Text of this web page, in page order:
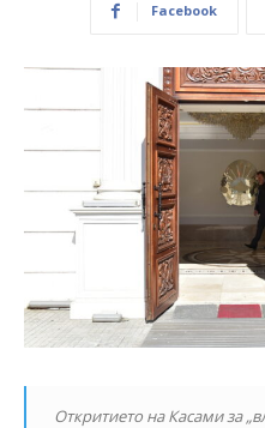
Facebook
Откритието на Касами за